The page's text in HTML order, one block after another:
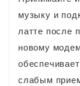
музыку и
латте после
новому
слабым